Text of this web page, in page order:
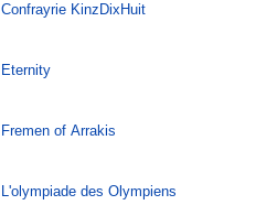
Confrayrie KinzDixHuit
Eternity
Fremen of Arrakis
L'olympiade des Olympiens